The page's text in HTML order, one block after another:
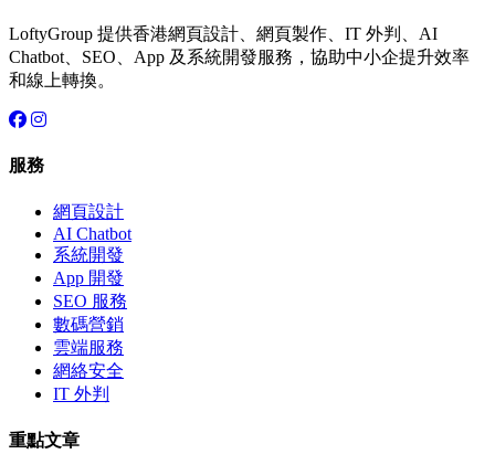
LoftyGroup 提供香港網頁設計、網頁製作、IT 外判、AI
Chatbot、SEO、App 及系統開發服務，協助中小企提升效率
和線上轉換。
服務
網頁設計
AI Chatbot
系統開發
App 開發
SEO 服務
數碼營銷
雲端服務
網絡安全
IT 外判
重點文章